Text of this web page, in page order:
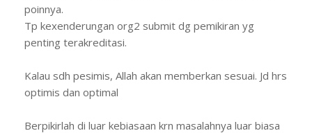
poinnya.
Tp kexenderungan org2 submit dg pemikiran yg
penting terakreditasi.
Kalau sdh pesimis, Allah akan memberkan sesuai. Jd hrs
optimis dan optimal
Berpikirlah di luar kebiasaan krn masalahnya luar biasa